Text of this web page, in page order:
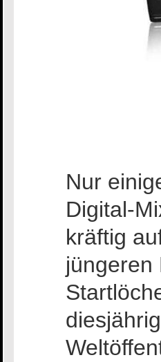
Nur
Digital-
kräftig
jüngeren